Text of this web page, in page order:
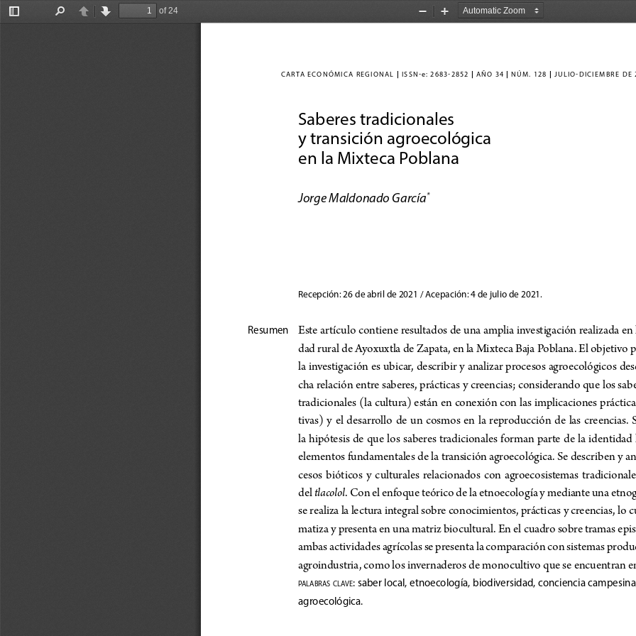
Toggle
PreviousNext
of 24
Zoom
Zoom
CARTA ECONÓMICA REGIONAL | issn-e:  2683-2852 | año 34 | núm. 128 | julio-diciembre de
Saberes tradicionales
y transición agroecológica
en la Mixteca Poblana
Jorge Maldonado García*
Recepción: 26 de abril de 2021 / Acepación: 4 de julio de 2021.
Resumen Este artículo contiene resultados de una amplia investigación realizada
dad rural de Ayoxuxtla de Zapata, en la Mixteca Baja Poblana. El objetivo
la investigación es ubicar, describir y analizar procesos agroecológicos
cha relación entre saberes, prácticas y creencias; considerando que los
tradicionales (la cultura) están en conexión con las implicaciones
tivas)  y  el  desarrollo  de  un  cosmos  en  la  reproducción  de  las  creencias.
la  hipótesis  de  que  los  saberes  tradicionales  forman  parte  de  la  identidad
elementos fundamentales de la transición agroecológica. Se describen y
cesos  bióticos  y  culturales  relacionados  con  agroecosistemas
del tlacolol. Con el enfoque teórico de la etnoecología y mediante una
se realiza la lectura integral sobre conocimientos, prácticas y creencias, lo
matiza y presenta en una matriz biocultural. En el cuadro sobre tramas
ambas actividades agrícolas se presenta la comparación con sistemas
agroindustria, como los invernaderos de monocultivo que se encuentran
pAlAbrAs clAve: saber local, etnoecología, biodiversidad, conciencia
agroecológica.